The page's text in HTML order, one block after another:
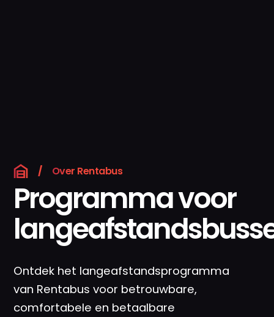
/ Over Rentabus
Programma voor
Ontdek het langeafstandsprogramma
van Rentabus voor betrouwbare,
comfortabele en betaalbare